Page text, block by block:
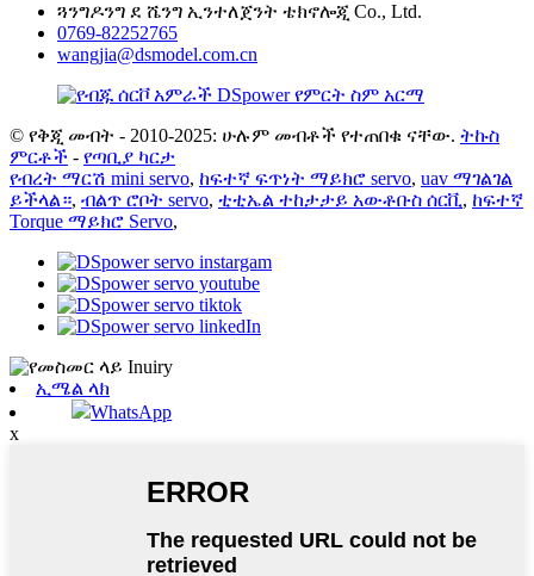
ጓንግዶንግ ደ ሼንግ ኢንተለጀንት ቴክኖሎጂ Co., Ltd.
0769-82252765
wangjia@dsmodel.com.cn
© የቅጂ መብት - 2010-2025: ሁሉም መብቶች የተጠበቁ ናቸው. ትኩስ
ምርቶች - የጣቢያ ካርታ
የብረት ማርሽ mini servo, ከፍተኛ ፍጥነት ማይክሮ servo, uav ማገልገል
ይችላል።, ብልጥ ሮቦት servo, ቲቲኤል ተከታታይ አውቶቡስ ሰርቪ, ከፍተኛ
Torque ማይክሮ Servo,
ኢሜል ላክ
WhatsApp
x